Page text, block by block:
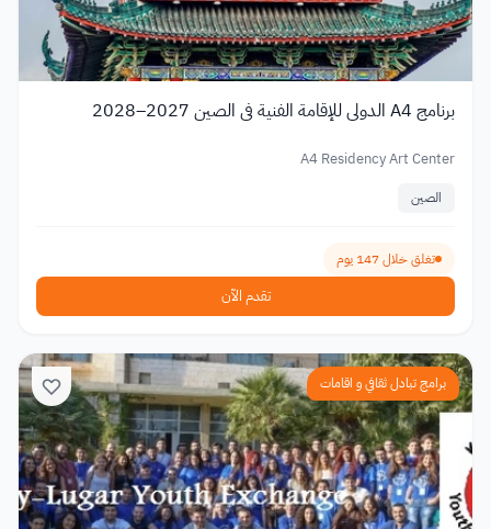
برنامج A4 الدولي للإقامة الفنية في الصين 2027–2028
A4 Residency Art Center
الصين
تغلق خلال 147 يوم
تقدم الآن
برامج تبادل ثقافي و اقامات